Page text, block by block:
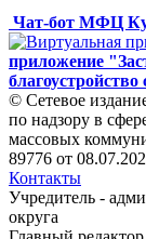
Чат-бот МФЦ
приложение
благоустройство
© Сетевое
по надзору в
массовых
89776 от
Контакты
Учредитель -
округа